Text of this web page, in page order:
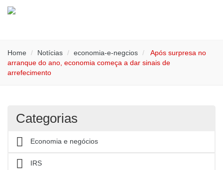
Home Notícias economia-e-negcios
Após surpresa no
arranque do ano, economia começa a dar sinais de
arrefecimento
Categorias
Economia e negócios
IRS